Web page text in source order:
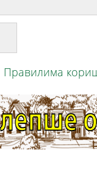
Правилима